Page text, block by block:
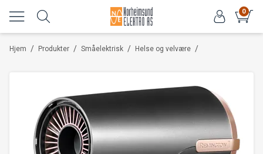
0
/
Hjem /
Produkter /
Småelektrisk /
Helse og velvære